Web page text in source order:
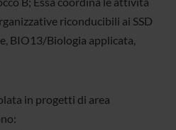
riconducibili ai SSD
BIO13/Biologia applicata,
in progetti di area